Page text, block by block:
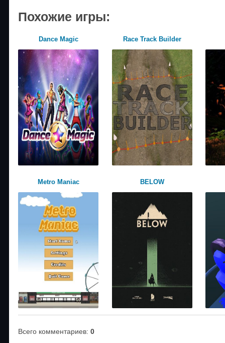
Похожие игры:
Dance Magic Race Track Builder
Metro Maniac BELOW
Всего комментариев: 0